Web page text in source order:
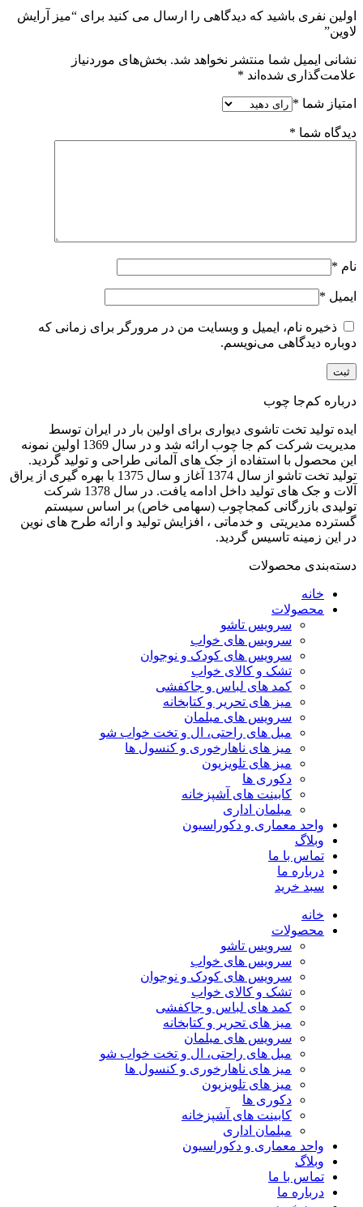
اولین نفری باشید که دیدگاهی را ارسال می کنید برای “میز آرایش
لاوین”
نشانی ایمیل شما منتشر نخواهد شد. بخش‌های موردنیاز
علامت‌گذاری شده‌اند *
امتیاز شما *
دیدگاه شما *
نام *
ایمیل *
ذخیره نام، ایمیل و وبسایت من در مرورگر برای زمانی که
دوباره دیدگاهی می‌نویسم.
درباره کم‌جا چوب
ایده تولید تخت تاشوی دیواری برای اولین بار در ایران توسط
مدیریت شرکت کم جا چوب ارائه شد و در سال 1369 اولین نمونه
این محصول با استفاده از جک های آلمانی طراحی و تولید گردید.
تولید تخت تاشو از سال 1374 آغاز و سال 1375 با بهره گیری از یراق
آلات و جک های تولید داخل ادامه یافت. در سال 1378 شرکت
تولیدی بازرگانی کمجاچوب (سهامی خاص) بر اساس سیستم
گسترده مدیریتی و خدماتی ، افزایش تولید و ارائه طرح های نوین
در این زمینه تاسیس گردید.
دسته‌بندی محصولات
خانه
محصولات
سرویس تاشو
سرویس های خواب
سرویس های کودک و نوجوان
تشک و کالای خواب
کمد های لباس و جاکفشی
میز های تحریر و کتابخانه
سرویس های مبلمان
مبل های راحتی، ال و تخت خواب شو
میز های ناهارخوری و کنسول ها
میز های تلویزیون
دکوری ها
کابینت های آشپزخانه
مبلمان اداری
واحد معماری و دکوراسیون
وبلاگ
تماس با ما
درباره ما
سبد خرید
خانه
محصولات
سرویس تاشو
سرویس های خواب
سرویس های کودک و نوجوان
تشک و کالای خواب
کمد های لباس و جاکفشی
میز های تحریر و کتابخانه
سرویس های مبلمان
مبل های راحتی، ال و تخت خواب شو
میز های ناهارخوری و کنسول ها
میز های تلویزیون
دکوری ها
کابینت های آشپزخانه
مبلمان اداری
واحد معماری و دکوراسیون
وبلاگ
تماس با ما
درباره ما